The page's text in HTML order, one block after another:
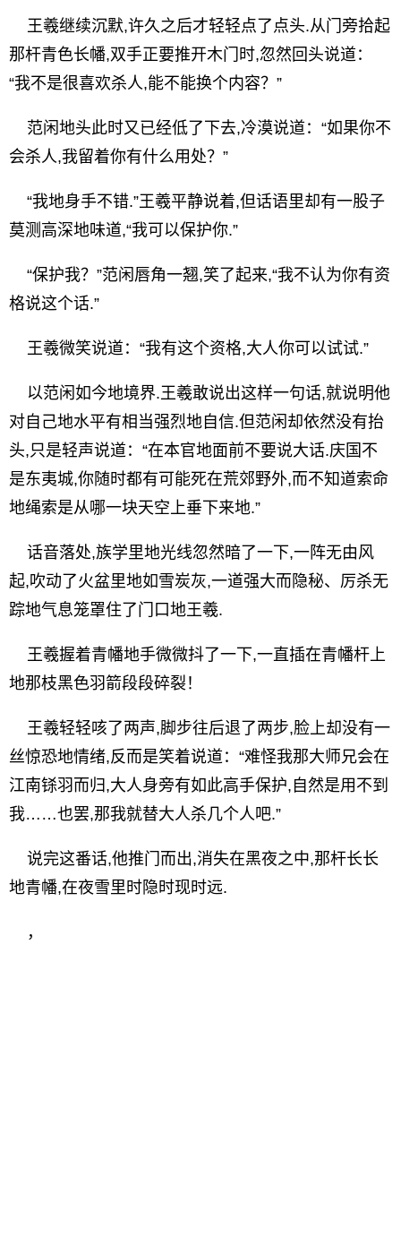
王羲继续沉默,许久之后才轻轻点了点头.从门旁拾起
那杆青色长幡,双手正要推开木门时,忽然回头说道：
“我不是很喜欢杀人,能不能换个内容？”
范闲地头此时又已经低了下去,冷漠说道：“如果你不
会杀人,我留着你有什么用处？”
“我地身手不错.”王羲平静说着,但话语里却有一股子
莫测高深地味道,“我可以保护你.”
“保护我？”范闲唇角一翘,笑了起来,“我不认为你有资
格说这个话.”
王羲微笑说道：“我有这个资格,大人你可以试试.”
以范闲如今地境界.王羲敢说出这样一句话,就说明他
对自己地水平有相当强烈地自信.但范闲却依然没有抬
头,只是轻声说道：“在本官地面前不要说大话.庆国不
是东夷城,你随时都有可能死在荒郊野外,而不知道索命
地绳索是从哪一块天空上垂下来地.”
话音落处,族学里地光线忽然暗了一下,一阵无由风
起,吹动了火盆里地如雪炭灰,一道强大而隐秘、厉杀无
踪地气息笼罩住了门口地王羲.
王羲握着青幡地手微微抖了一下,一直插在青幡杆上
地那枝黑色羽箭段段碎裂！
王羲轻轻咳了两声,脚步往后退了两步,脸上却没有一
丝惊恐地情绪,反而是笑着说道：“难怪我那大师兄会在
江南铩羽而归,大人身旁有如此高手保护,自然是用不到
我……也罢,那我就替大人杀几个人吧.”
说完这番话,他推门而出,消失在黑夜之中,那杆长长
地青幡,在夜雪里时隐时现时远.
，